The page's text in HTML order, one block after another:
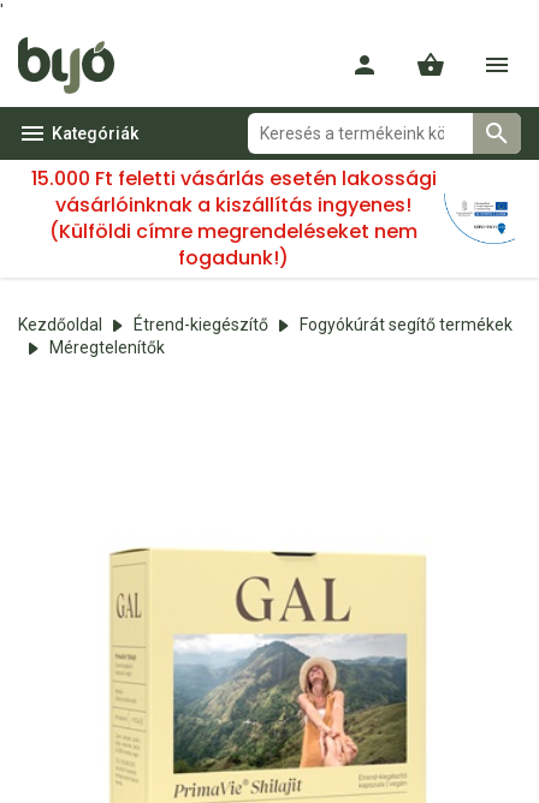
'
Kategóriák
15.000 Ft feletti vásárlás esetén lakossági
vásárlóinknak a kiszállítás ingyenes!
(Külföldi címre megrendeléseket nem
fogadunk!)
Kezdőoldal Étrend-kiegészítő
Fogyókúrát segítő termékek
Méregtelenítők